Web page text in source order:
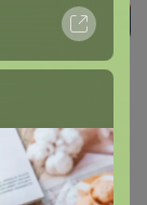
Реклама